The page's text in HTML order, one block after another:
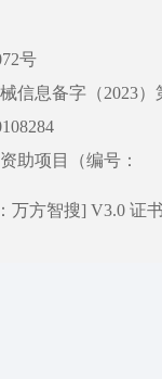
号
信息备字（2023）
助项目（编号：
万方智搜] V3.0 证